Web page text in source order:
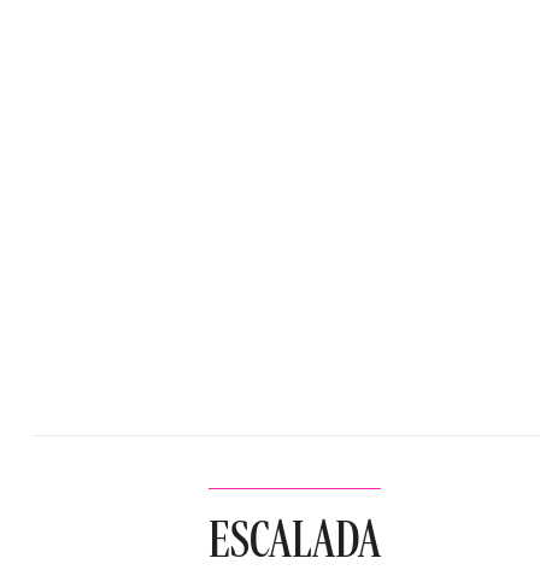
ESCALADA